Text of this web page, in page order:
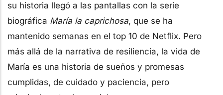
su historia llegó a las pantallas con la serie
biográfica María la caprichosa, que se ha
mantenido semanas en el top 10 de Netflix. Pero
más allá de la narrativa de resiliencia, la vida de
María es una historia de sueños y promesas
cumplidas, de cuidado y paciencia, pero